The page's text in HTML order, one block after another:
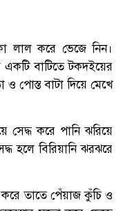
লাল করে ভেজে নিন।
বাটিতে টকদইয়ের
পোস্ত বাটা দিয়ে মেখে
সেদ্ধ করে পানি ঝরিয়ে
হলে বিরিয়ানি ঝরঝরে
তাতে পেঁয়াজ কুঁচি ও